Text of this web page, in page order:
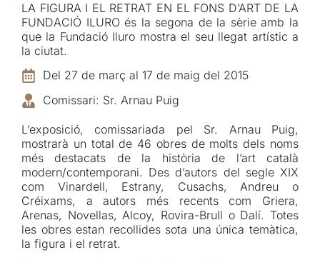
LA FIGURA I EL RETRAT EN EL FONS D’ART DE LA
FUNDACIÓ ILURO és la segona de la sèrie amb la
que la Fundació Iluro mostra el seu llegat artístic a
la ciutat.
Del 27 de març al 17 de maig del 2015
Comissari: Sr. Arnau Puig
L’exposició, comissariada pel Sr. Arnau Puig,
mostrarà un total de 46 obres de molts dels noms
més destacats de la història de l’art català
modern/contemporani. Des d’autors del segle XIX
com Vinardell, Estrany, Cusachs, Andreu o
Créixams, a autors més recents com Griera,
Arenas, Novellas, Alcoy, Rovira-Brull o Dalí. Totes
les obres estan recollides sota una única temàtica,
la figura i el retrat.